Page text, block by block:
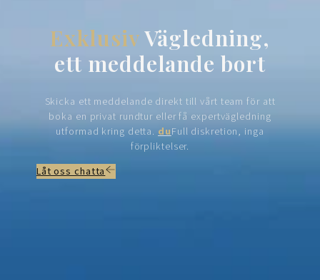
ExklusivVägledning,
ett meddelande bort
Skicka ett meddelande direkt till vårt team för att
boka en privat rundtur eller få expertvägledning
utformad kring detta. duFull diskretion, inga
förpliktelser.
Låt oss chatta